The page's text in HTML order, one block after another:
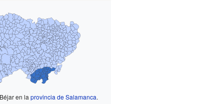
en la provincia de Salamanca.